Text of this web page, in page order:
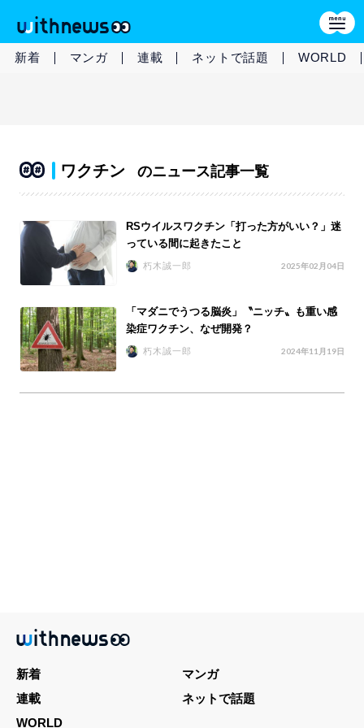
新着 マンガ 連載 ネットで話題 WORLD
ワクチン のニュース記事一覧
RSウイルスワクチン「打った方がいい？」迷
っている間に起きたこと
朽木誠一郎 2025年02月04日
「マダニでうつる脳炎」〝ニッチ〟も重い感
染症ワクチン、なぜ開発？
朽木誠一郎 2024年11月19日
新着
マンガ
連載
ネットで話題
WORLD